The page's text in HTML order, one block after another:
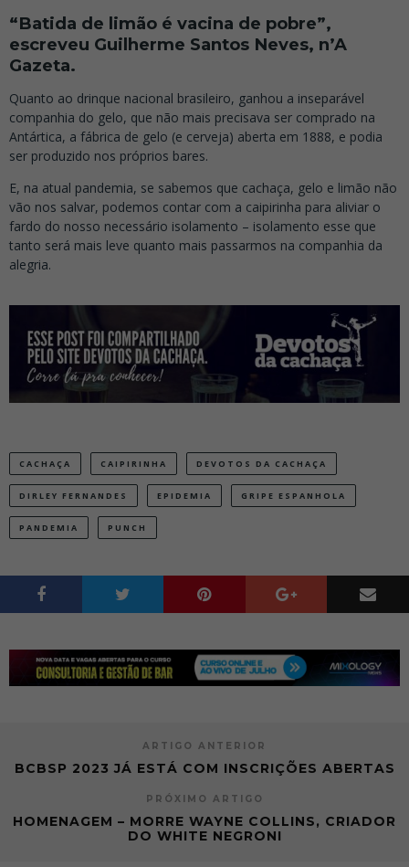
“Batida de limão é vacina de pobre”,
escreveu Guilherme Santos Neves, n’A
Gazeta.
Quanto ao drinque nacional brasileiro, ganhou a inseparável
companhia do gelo, que não mais precisava ser comprado na
Antártica, a fábrica de gelo (e cerveja) aberta em 1888, e podia
ser produzido nos próprios bares.
E, na atual pandemia, se sabemos que cachaça, gelo e limão não
vão nos salvar, podemos contar com a caipirinha para aliviar o
fardo do nosso necessário isolamento – isolamento esse que
tanto será mais leve quanto mais passarmos na companhia da
alegria.
CACHAÇA CAIPIRINHA DEVOTOS DA CACHAÇA
DIRLEY FERNANDES EPIDEMIA GRIPE ESPANHOLA
PANDEMIA PUNCH
ARTIGO ANTERIOR
BCBSP 2023 JÁ ESTÁ COM INSCRIÇÕES ABERTAS
PRÓXIMO ARTIGO
HOMENAGEM – MORRE WAYNE COLLINS, CRIADOR
DO WHITE NEGRONI